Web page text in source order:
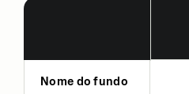
Nome do fundo